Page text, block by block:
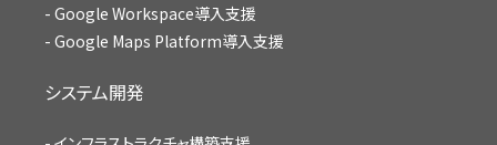
Google Workspace導入支援
Google Maps Platform導入支援
システム開発